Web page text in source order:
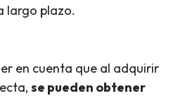
largo plazo.
en cuenta que al adquirir
se pueden obtener